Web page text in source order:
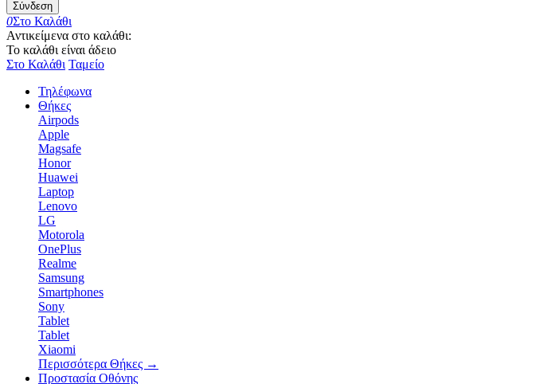
Σύνδεση
0Στο Καλάθι
Αντικείμενα στο καλάθι:
Το καλάθι είναι άδειο
Στο Καλάθι Ταμείο
Τηλέφωνα
Θήκες
Airpods
Apple
Magsafe
Honor
Huawei
Laptop
Lenovo
LG
Motorola
OnePlus
Realme
Samsung
Smartphones
Sony
Tablet
Tablet
Xiaomi
Περισσότερα Θήκες →
Προστασία Οθόνης